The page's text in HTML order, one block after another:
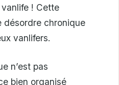
! Cette
désordre chronique
vanlifers.
n’est pas
bien organisé